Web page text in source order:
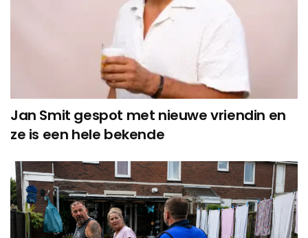
Jan Smit gespot met nieuwe vriendin en
ze is een hele bekende